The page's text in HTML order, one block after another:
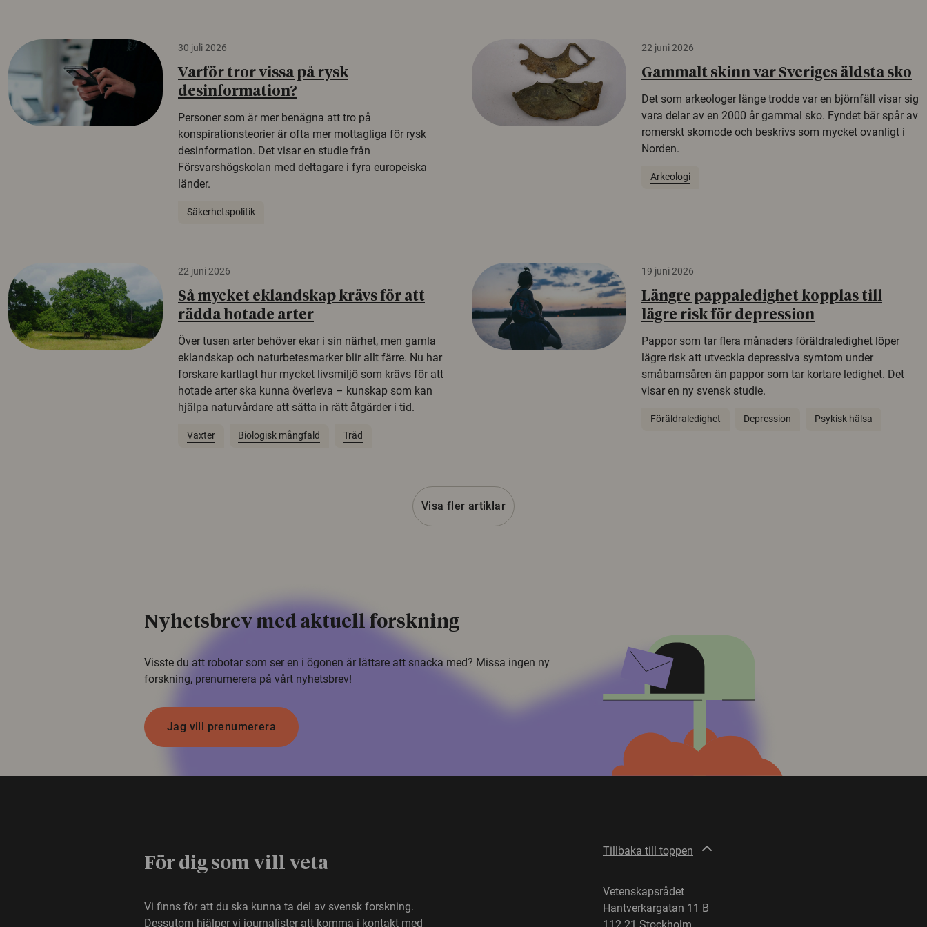
30 juli 2026
Varför tror vissa på rysk
desinformation?
Personer som är mer benägna att tro på
konspirationsteorier är ofta mer mottagliga för rysk
desinformation. Det visar en studie från
Försvarshögskolan med deltagare i fyra europeiska
länder.
Säkerhetspolitik
22 juni 2026
Gammalt skinn var Sveriges äldsta sko
Det som arkeologer länge trodde var en björnfäll visar sig
vara delar av en 2000 år gammal sko. Fyndet bär spår av
romerskt skomode och beskrivs som mycket ovanligt i
Norden.
Arkeologi
22 juni 2026
Så mycket eklandskap krävs för att
rädda hotade arter
Över tusen arter behöver ekar i sin närhet, men gamla
eklandskap och naturbetesmarker blir allt färre. Nu har
forskare kartlagt hur mycket livsmiljö som krävs för att
hotade arter ska kunna överleva – kunskap som kan
hjälpa naturvårdare att sätta in rätt åtgärder i tid.
Växter Biologisk mångfald Träd
19 juni 2026
Längre pappaledighet kopplas till
lägre risk för depression
Pappor som tar flera månaders föräldraledighet löper
lägre risk att utveckla depressiva symtom under
småbarnsåren än pappor som tar kortare ledighet. Det
visar en ny svensk studie.
Föräldraledighet Depression Psykisk hälsa
Visa fler artiklar
Nyhetsbrev med aktuell forskning
Visste du att robotar som ser en i ögonen är lättare att snacka med? Missa ingen ny
forskning, prenumerera på vårt nyhetsbrev!
Jag vill prenumerera
För dig som vill veta
Vi finns för att du ska kunna ta del av svensk forskning.
Dessutom hjälper vi journalister att komma i kontakt med
Tillbaka till toppen
Vetenskapsrådet
Hantverkargatan 11 B
112 21 Stockholm